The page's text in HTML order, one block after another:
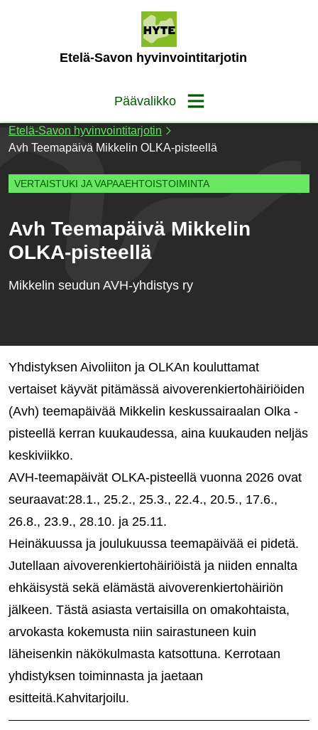
Etelä-Savon hyvinvointitarjotin
Päävalikko
Etelä-Savon hyvinvointitarjotin
Avh Teemapäivä Mikkelin OLKA-pisteellä
VERTAISTUKI JA VAPAAEHTOISTOIMINTA
Avh Teemapäivä Mikkelin
OLKA-pisteellä
Mikkelin seudun AVH-yhdistys ry
Yhdistyksen Aivoliiton ja OLKAn kouluttamat
vertaiset käyvät pitämässä aivoverenkiertohäiriöiden
(Avh) teemapäivää Mikkelin keskussairaalan Olka -
pisteellä kerran kuukaudessa, aina kuukauden neljäs
keskiviikko.
AVH-teemapäivät OLKA-pisteellä vuonna 2026 ovat
seuraavat:28.1., 25.2., 25.3., 22.4., 20.5., 17.6.,
26.8., 23.9., 28.10. ja 25.11.
Heinäkuussa ja joulukuussa teemapäivää ei pidetä.
Jutellaan aivoverenkiertohäiriöistä ja niiden ennalta
ehkäisystä sekä elämästä aivoverenkiertohäiriön
jälkeen. Tästä asiasta vertaisilla on omakohtaista,
arvokasta kokemusta niin sairastuneen kuin
läheisenkin näkökulmasta katsottuna. Kerrotaan
yhdistyksen toiminnasta ja jaetaan
esitteitä.Kahvitarjoilu.